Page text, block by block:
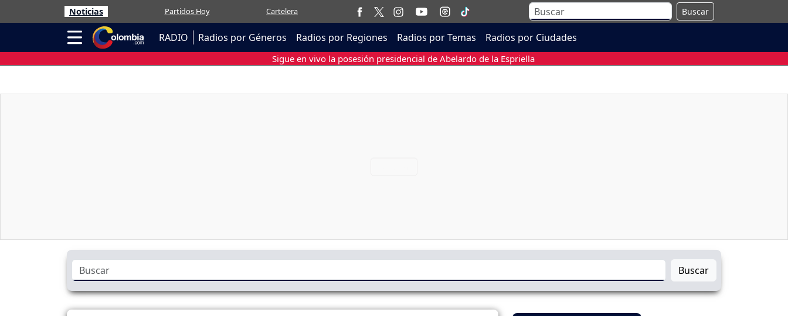
Noticias Partidos Hoy Cartelera Buscar
RADIO Radios por Géneros Radios por Regiones Radios por Temas Radios por Ciudades
Sigue en vivo la posesión presidencial de Abelardo de la Espriella
Buscar